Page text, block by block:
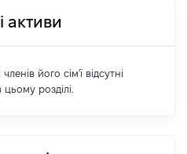
активи
його сім'ї відсутні
розділі.